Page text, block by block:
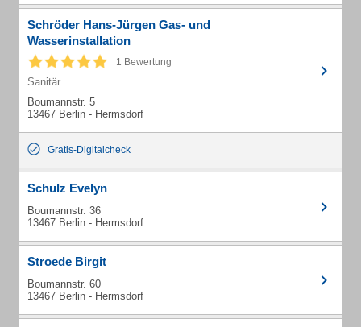
Schröder Hans-Jürgen Gas- und
Wasserinstallation
1 Bewertung
Sanitär
Boumannstr. 5
13467 Berlin - Hermsdorf
Gratis-Digitalcheck
Schulz Evelyn
Boumannstr. 36
13467 Berlin - Hermsdorf
Stroede Birgit
Boumannstr. 60
13467 Berlin - Hermsdorf